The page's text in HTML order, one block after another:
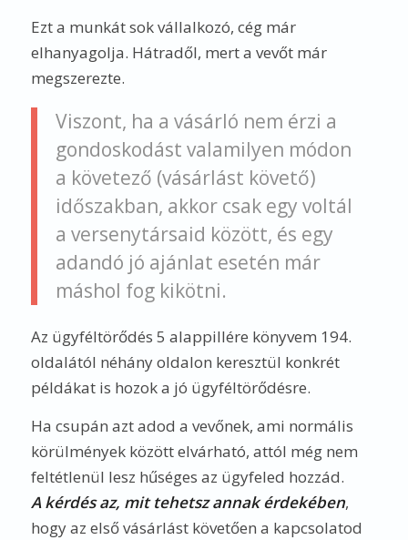
Ezt a munkát sok vállalkozó, cég már
elhanyagolja. Hátradől, mert a vevőt már
megszerezte.
Viszont, ha a vásárló nem érzi a
gondoskodást valamilyen módon
a követező (vásárlást követő)
időszakban, akkor csak egy voltál
a versenytársaid között, és egy
adandó jó ajánlat esetén már
máshol fog kikötni.
Az ügyféltörődés 5 alappillére könyvem 194.
oldalától néhány oldalon keresztül konkrét
példákat is hozok a jó ügyféltörődésre.
Ha csupán azt adod a vevőnek, ami normális
körülmények között elvárható, attól még nem
feltétlenül lesz hűséges az ügyfeled hozzád.
A kérdés az, mit tehetsz annak érdekében,
hogy az első vásárlást követően a kapcsolatod